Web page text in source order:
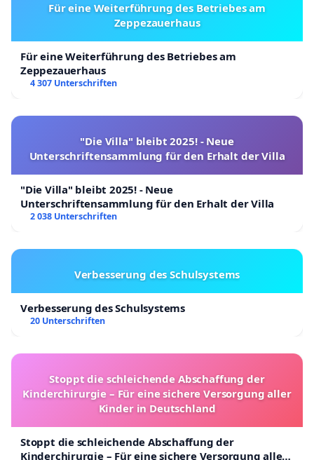
Für eine Weiterführung des Betriebes am
Zeppezauerhaus
Für eine Weiterführung des Betriebes am
Zeppezauerhaus
4 307 Unterschriften
"Die Villa" bleibt 2025! - Neue
Unterschriftensammlung für den Erhalt der Villa
"Die Villa" bleibt 2025! - Neue
Unterschriftensammlung für den Erhalt der Villa
2 038 Unterschriften
Verbesserung des Schulsystems
Verbesserung des Schulsystems
20 Unterschriften
Stoppt die schleichende Abschaffung der
Kinderchirurgie – Für eine sichere Versorgung aller
Kinder in Deutschland
Stoppt die schleichende Abschaffung der
Kinderchirurgie – Für eine sichere Versorgung aller